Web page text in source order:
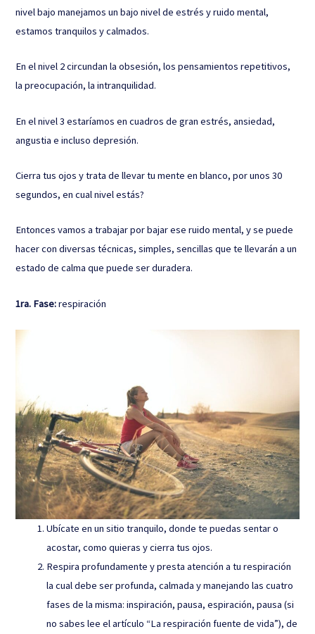
nivel bajo manejamos un bajo nivel de estrés y ruido mental,
estamos tranquilos y calmados.
En el nivel 2 circundan la obsesión, los pensamientos repetitivos,
la preocupación, la intranquilidad.
En el nivel 3 estaríamos en cuadros de gran estrés, ansiedad,
angustia e incluso depresión.
Cierra tus ojos y trata de llevar tu mente en blanco, por unos 30
segundos, en cual nivel estás?
Entonces vamos a trabajar por bajar ese ruido mental, y se puede
hacer con diversas técnicas, simples, sencillas que te llevarán a un
estado de calma que puede ser duradera.
1ra. Fase:respiración
Ubícate en un sitio tranquilo, donde te puedas sentar o
acostar, como quieras y cierra tus ojos.
Respira profundamente y presta atención a tu respiración
la cual debe ser profunda, calmada y manejando las cuatro
fases de la misma: inspiración, pausa, espiración, pausa (si
no sabes lee el artículo “La respiración fuente de vida”), de